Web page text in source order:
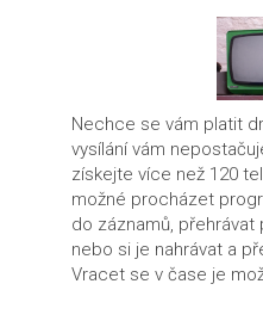
Nechce se vám platit
vysílání vám
získejte více než 120
možné procházet
do záznamů, přehrávat
nebo si je nahrávat a
Vracet se v čase je